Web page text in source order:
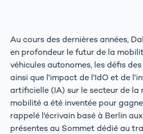
Au cours des dernières années,
en profondeur le futur de la
véhicules autonomes, les défis
ainsi que l'impact de l'IdO et de
artificielle (IA) sur le secteur de la
mobilité a été inventée pour
rappelé l'écrivain basé à Berlin
présentes au Sommet dédié au